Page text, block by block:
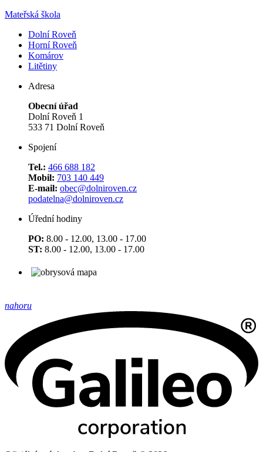
Mateřská škola
Dolní Roveň
Horní Roveň
Komárov
Litětiny
Adresa
Obecní úřad
Dolní Roveň 1
533 71 Dolní Roveň
Spojení
Tel.: 466 688 182
Mobil: 703 140 449
E-mail: obec@dolniroven.cz
podatelna@dolniroven.cz
Úřední hodiny
PO: 8.00 - 12.00, 13.00 - 17.00
ST: 8.00 - 12.00, 13.00 - 17.00
nahoru